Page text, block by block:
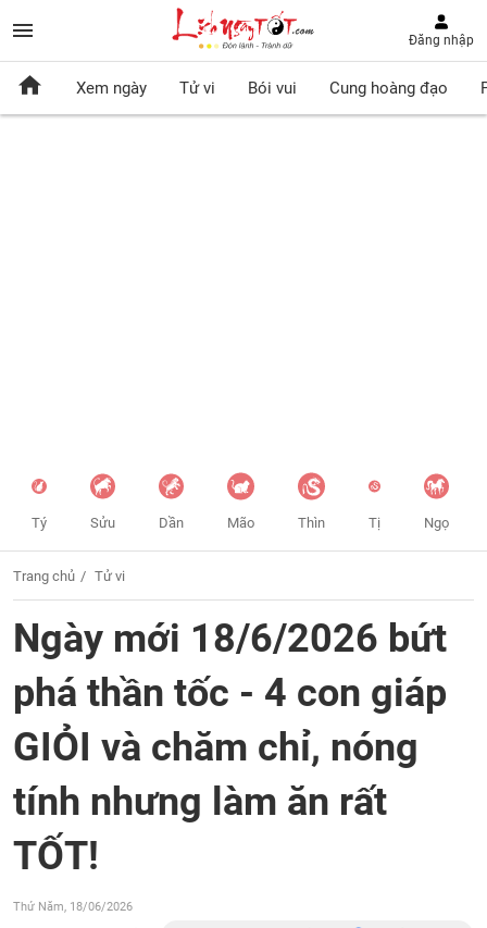
Đăng nhập
Xem ngày Tử vi Bói vui Cung hoàng đạo
Tý Sửu Dần Mão Thìn Tị Ngọ
Trang chủ Tử vi
Ngày mới 18/6/2026 bứt
phá thần tốc - 4 con giáp
GIỎI và chăm chỉ, nóng
tính nhưng làm ăn rất
TỐT!
Thứ Năm, 18/06/2026